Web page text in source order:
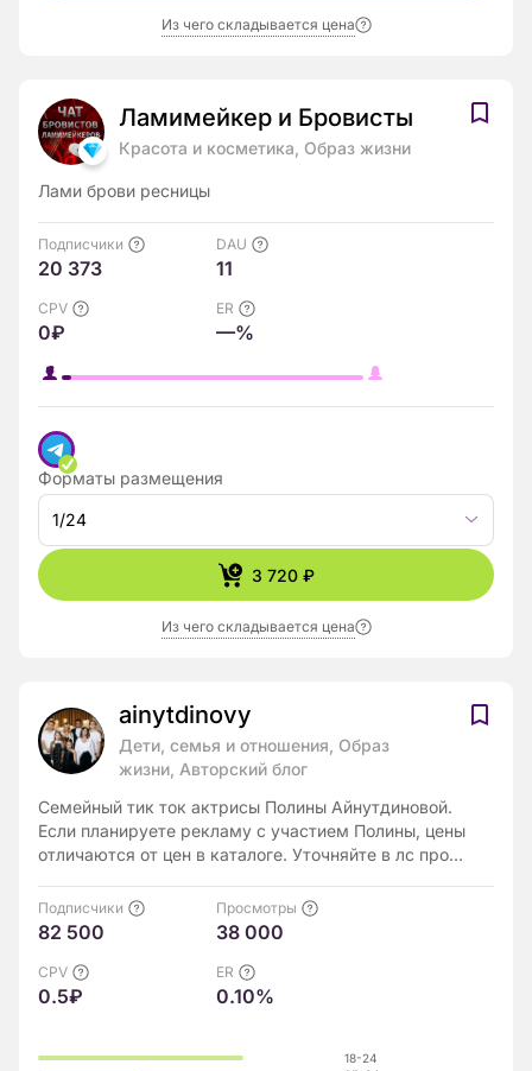
Из чего складывается цена
Ламимейкер и Бровисты
Красота и косметика, Образ жизни
Лами брови ресницы
Подписчики
20 373
DAU
11
CPV
0₽
ER
—%
Форматы размещения
1/24
3 720 ₽
Из чего складывается цена
ainytdinovy
Дети, семья и отношения, Образ
жизни, Авторский блог
Семейный тик ток актрисы Полины Айнутдиновой.
Если планируете рекламу с участием Полины, цены
отличаются от цен в каталоге. Уточняйте в лс про
18-24
Подписчики
82 500
Просмотры
38 000
CPV
0.5₽
ER
0.10%